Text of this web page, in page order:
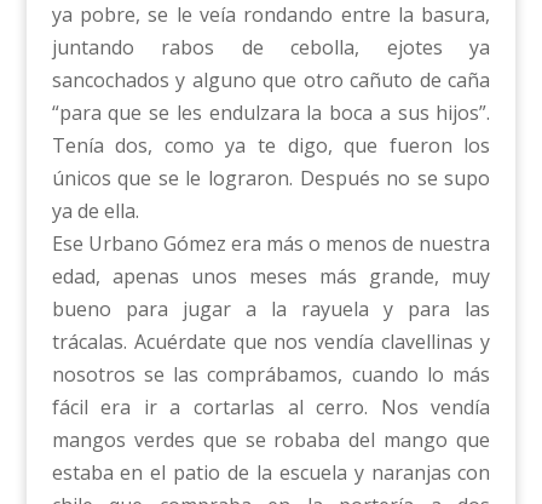
ya pobre, se le veía rondando entre la basura,
juntando rabos de cebolla, ejotes ya
sancochados y alguno que otro cañuto de caña
“para que se les endulzara la boca a sus hijos”.
Tenía dos, como ya te digo, que fueron los
únicos que se le lograron. Después no se supo
ya de ella.
Ese Urbano Gómez era más o menos de nuestra
edad, apenas unos meses más grande, muy
bueno para jugar a la rayuela y para las
trácalas. Acuérdate que nos vendía clavellinas y
nosotros se las comprábamos, cuando lo más
fácil era ir a cortarlas al cerro. Nos vendía
mangos verdes que se robaba del mango que
estaba en el patio de la escuela y naranjas con